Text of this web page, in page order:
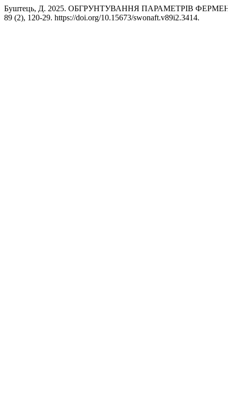
Буштець, Д. 2025. ОБГРУНТУВАННЯ ПАРАМЕТРІВ
89 (2), 120-29. https://doi.org/10.15673/swonaft.v89i2.3414.